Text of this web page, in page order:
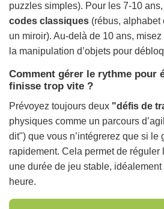
puzzles simples). Pour les 7-10
codes classiques (rébus, alphabet
un miroir). Au-delà de 10 ans, misez
la manipulation d’objets pour
Comment gérer le rythme pour
finisse trop vite ?
Prévoyez toujours deux "défis de
physiques comme un parcours
dit") que vous n’intégrerez que si le
rapidement. Cela permet de réguler
une durée de jeu stable,
heure.